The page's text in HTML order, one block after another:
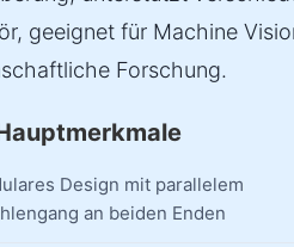
geeignet für Machine
Forschung.
Design mit parallelem
an beiden Enden